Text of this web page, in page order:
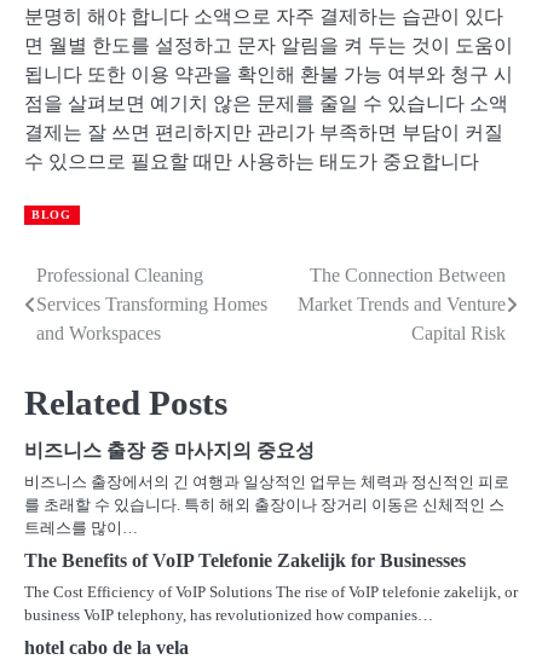
분명히 해야 합니다 소액으로 자주 결제하는 습관이 있다
면 월별 한도를 설정하고 문자 알림을 켜 두는 것이 도움이
됩니다 또한 이용 약관을 확인해 환불 가능 여부와 청구 시
점을 살펴보면 예기치 않은 문제를 줄일 수 있습니다 소액
결제는 잘 쓰면 편리하지만 관리가 부족하면 부담이 커질
수 있으므로 필요할 때만 사용하는 태도가 중요합니다
BLOG
Post
navigation
Professional Cleaning
Services Transforming Homes
and Workspaces
The Connection Between
Market Trends and Venture
Capital Risk
Related Posts
비즈니스 출장 중 마사지의 중요성
비즈니스 출장에서의 긴 여행과 일상적인 업무는 체력과 정신적인 피로
를 초래할 수 있습니다. 특히 해외 출장이나 장거리 이동은 신체적인 스
트레스를 많이…
The Benefits of VoIP Telefonie Zakelijk for Businesses
The Cost Efficiency of VoIP Solutions The rise of VoIP telefonie zakelijk, or
business VoIP telephony, has revolutionized how companies…
hotel cabo de la vela